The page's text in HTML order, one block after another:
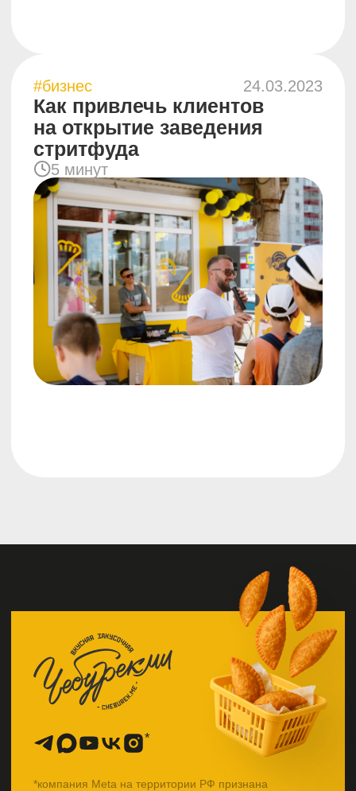
Сделано и запущено
Входим в ТОП-10 франшиз фастфуда
на TopFranchise
Входим в состав Российской Ассоциации
Франчайзинга
Читайте на Франшиза Инфо подробную
информацию о франшизе ЧебурекМи
Информация, указанная на сайте,
не является публичной офертой. Подробную
информацию уточняйте у менеджеров.